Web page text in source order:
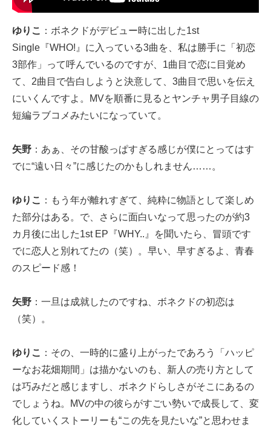
ゆりこ
：ボネクドがデビュー時に出した1st
Single『WHO!』に入っている3曲を、私は勝手に「初恋
3部作」って呼んでいるのですが、1曲目で恋に目覚め
て、2曲目で告白しようと決意して、3曲目で思いを伝え
にいくんですよ。MVを順番に見るとヤンチャ男子目線の
短編ラブコメみたいになっていて。
矢野 ：あぁ、その甘酸っぱすぎる感じが僕にとってはす
でに“遠い日々”に感じたのかもしれません……。
ゆりこ
：もう年が離れすぎて、純粋に物語として楽しめ
た部分はある。で、さらに面白いなって思ったのが約3
カ月後に出した1st EP『WHY..』を聞いたら、冒頭です
でに恋人と別れてたの（笑）。早い、早すぎるよ、青春
のスピード感！
矢野 ：一旦は成就したのですね、ボネクドの初恋は
（笑）。
ゆりこ
：その、一時的に盛り上がったであろう「ハッピ
ーなお花畑期間」は描かないのも、新人の売り方として
は巧みだと感じますし、ボネクドらしさがそこにあるの
でしょうね。MVの中の彼らがすごい勢いで成長して、変
化していくストーリーも“この先を見たいな”と思わせま